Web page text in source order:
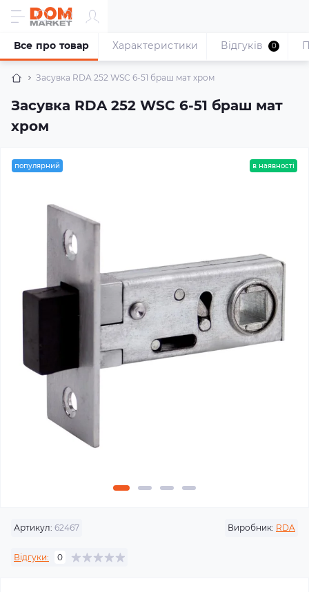
Засувка RDA 252 WSC 6-51 браш мат хром
Засувка RDA 252 WSC 6-51 браш мат
хром
Все про товар Характеристики Відгуків 0
популярний в наявності
Артикул: 62467 Виробник: RDA
Відгуки: 0